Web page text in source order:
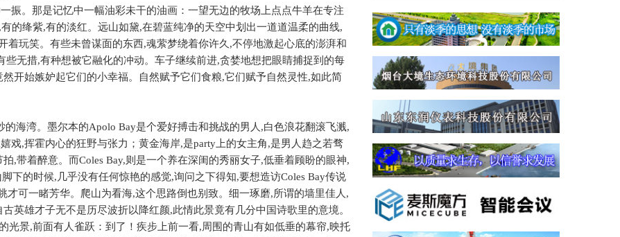
振。那是记忆中一幅油彩未干的油画：一望无边的牧场上点点牛羊在专注
,有的绛紫,有的淡红。远山如黛,在碧蓝纯净的天空中划出一道道温柔的曲线,
着玩笑。有些未曾谋面的东西,魂萦梦绕着你许久 ,不停地激起心底的澎湃和
些无措,有种想被它融化的冲动。车子继续前进,贪婪地想把眼睛捕捉到的每
然开始嫉妒起它们的小幸福。自然赋予它们食粮,它们赋予自然灵性,如此简
的海湾。墨尔本的Apolo Bay是个爱好搏击和挑战的男人 ,白色浪花翻滚飞溅,
戏,挥霍内心的狂野与张力；黄金海岸,是party 上的女主角,是男人趋之若骛
拍,带着醉意。而Coles Bay,则是一个养在深闺的秀丽女子,低垂着顾盼的眼神,
脚下的时候, 几乎没有任何惊艳的感觉,询问之下得知,要想造访Coles Bay传说
才可一睹芳华。爬山为看海,这个思路倒也别致。细一琢磨,所谓的墙里佳人 ,
英雄才子无不是历尽波折以降红颜,此情此景竟有几分中国诗歌里的意境。
光景,前面有人雀跃：到了！疾步上前一看,周围的青山有如低垂的幕帘,映托